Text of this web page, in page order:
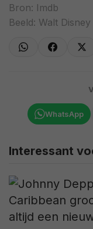
Bron: Imdb
Beeld: Walt
WhatsApp
Interessant